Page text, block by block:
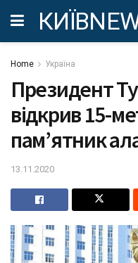
Home Україна
Президент
відкрив 15-
пам’ятник
13.11.2020